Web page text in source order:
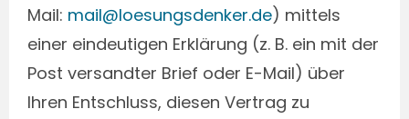
Mail: mail@loesungsdenker.de) mittels
einer eindeutigen Erklärung (z. B. ein mit der
Post versandter Brief oder E-Mail) über
Ihren Entschluss, diesen Vertrag zu